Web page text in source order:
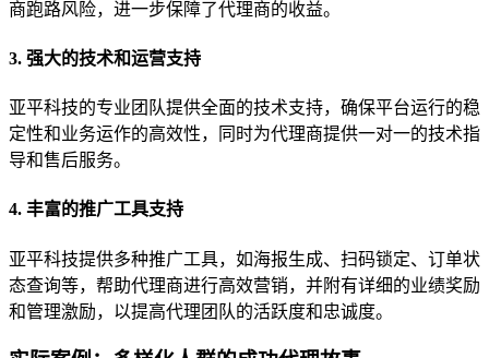
商跑路风险，进一步保障了代理商的收益。
3. 强大的技术和运营支持
亚平科技的专业团队提供全面的技术支持，确保平台运行的稳
定性和业务运作的高效性，同时为代理商提供一对一的技术指
导和售后服务。
4. 丰富的推广工具支持
亚平科技提供多种推广工具，如海报生成、扫码锁定、订单状
态查询等，帮助代理商进行高效营销，并附有详细的业绩奖励
和管理激励，以提高代理团队的活跃度和忠诚度。